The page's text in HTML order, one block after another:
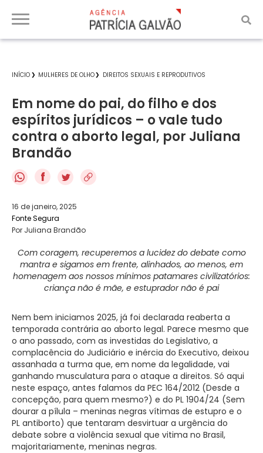
INÍCIO MULHERES DE OLHO DIREITOS SEXUAIS E REPRODUTIVOS
Em nome do pai, do filho e dos
espíritos jurídicos – o vale tudo
contra o aborto legal, por Juliana
Brandão
f
16 de janeiro, 2025
Fonte Segura
Por Juliana Brandão
Com coragem, recuperemos a lucidez do debate como
mantra e sigamos em frente, alinhados, ao menos, em
homenagem aos nossos mínimos patamares civilizatórios:
criança não é mãe, e estuprador não é pai
Nem bem iniciamos 2025, já foi declarada reaberta a
temporada contrária ao aborto legal. Parece mesmo que
o ano passado, com as investidas do Legislativo, a
complacência do Judiciário e inércia do Executivo, deixou
assanhada a turma que, em nome da legalidade, vai
ganhando musculatura para o ataque a direitos. Só aqui
neste espaço, antes falamos da PEC 164/2012 (Desde a
concepção, para quem mesmo?) e do PL 1904/24 (Sem
dourar a pílula – meninas negras vítimas de estupro e o
PL antiborto) que tentaram desvirtuar a urgência do
debate sobre a violência sexual que vitima no Brasil,
majoritariamente, meninas negras.